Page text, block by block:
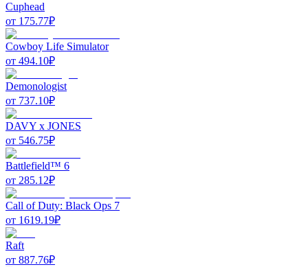
Cuphead
от 175.77₽
Cowboy Life Simulator
от 494.10₽
Demonologist
от 737.10₽
DAVY x JONES
от 546.75₽
Battlefield™ 6
от 285.12₽
Call of Duty: Black Ops 7
от 1619.19₽
Raft
от 887.76₽